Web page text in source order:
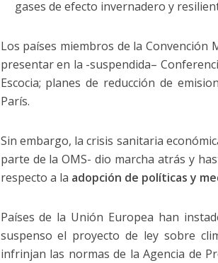
gases de efecto invernadero y
Los países miembros de la Convención
presentar en la -suspendida–
Escocia; planes de reducción de
París.
Sin embargo, la crisis sanitaria
parte de la OMS- dio marcha atrás y
respecto a la adopción de políticas y
Países de la Unión Europea han
suspenso el proyecto de ley sobre
infrinjan las normas de la Agencia de